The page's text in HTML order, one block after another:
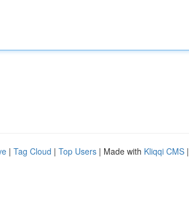
| Tag Cloud | Top Users | Made with Kliqqi CMS |